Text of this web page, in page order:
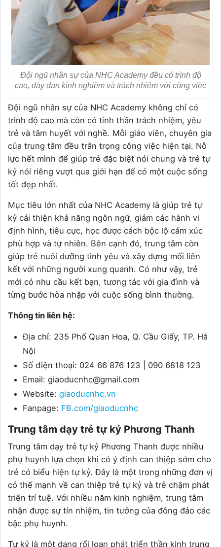
Đội ngũ nhân sự của NHC Academy đều có trình độ
cao, dày dạn kinh nghiệm và trách nhiệm với công việc
Đội ngũ nhân sự của NHC Academy không chỉ có
trình độ cao mà còn có tinh thần trách nhiệm, yêu
trẻ và tâm huyết với nghề. Mỗi giáo viên, chuyên gia
của trung tâm đều trân trọng công việc hiện tại. Nỗ
lực hết mình để giúp trẻ đặc biệt nói chung và trẻ tự
kỷ nói riêng vượt qua giới hạn để có một cuộc sống
tốt đẹp nhất.
Mục tiêu lớn nhất của NHC Academy là giúp trẻ tự
kỷ cải thiện khả năng ngôn ngữ, giảm các hành vi
định hình, tiêu cực, học được cách bộc lộ cảm xúc
phù hợp và tự nhiên. Bên cạnh đó, trung tâm còn
giúp trẻ nuôi dưỡng tình yêu và xây dựng mối liên
kết với những người xung quanh. Có như vậy, trẻ
mới có nhu cầu kết bạn, tương tác với gia đình và
từng bước hòa nhập với cuộc sống bình thường.
Thông tin liên hệ:
Địa chỉ: 235 Phố Quan Hoa, Q. Cầu Giấy, TP. Hà
Nội
Số điện thoại: 024 66 876 123 | 090 6818 123
Email: giaoducnhc@gmail.com
Website: giaoducnhc.vn
Fanpage: FB.com/giaoducnhc
Trung tâm dạy trẻ tự kỷ Phương Thanh
Trung tâm dạy trẻ tự kỷ Phương Thanh được nhiều
phụ huynh lựa chọn khi có ý định can thiệp sớm cho
trẻ có biểu hiện tự kỷ. Đây là một trong những đơn vị
có thế mạnh về can thiệp trẻ tự kỷ và trẻ chậm phát
triển trí tuệ. Với nhiều năm kinh nghiệm, trung tâm
nhận được sự tín nhiệm, tin tưởng của đông đảo các
bậc phụ huynh.
Tự kỷ là một dạng rối loạn phát triển thần kinh trung